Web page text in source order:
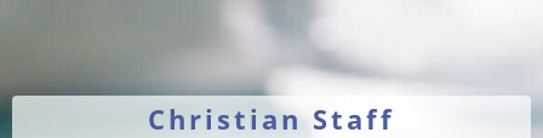
Christian Staff